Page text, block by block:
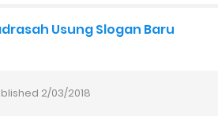
MI, MTs, dan MA Tahap I 2026
2026/2027 | Excel & PDF (Ditjen
Usung Slogan Baru
2/03/2018